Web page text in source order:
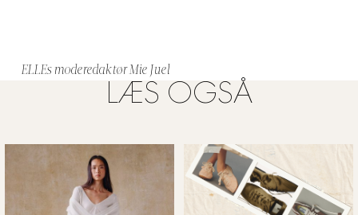
ELLEs moderedaktør Mie Juel
LÆS OGSÅ